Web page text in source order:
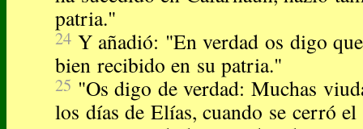
patria."
24 Y añadió: "En verdad os digo
bien recibido en su patria."
25 "Os digo de verdad: Muchas
los días de Elías, cuando se cerró